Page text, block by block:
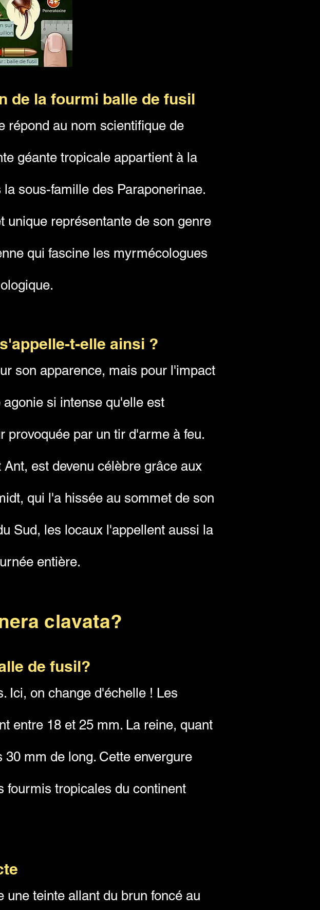
de la fourmi balle de fusil
répond au nom scientifique de
géante tropicale appartient à la
sous-famille des Paraponerinae.
unique représentante de son genre
qui fascine les myrmécologues
t-elle ainsi ?
son apparence, mais pour l'impact
si intense qu'elle est
provoquée par un tir d'arme à feu.
est devenu célèbre grâce aux
qui l'a hissée au sommet de son
Sud, les locaux l'appellent aussi la
entière.
clavata?
de fusil?
Ici, on change d'échelle ! Les
entre 18 et 25 mm. La reine, quant
mm de long. Cette envergure
fourmis tropicales du continent
une teinte allant du brun foncé au